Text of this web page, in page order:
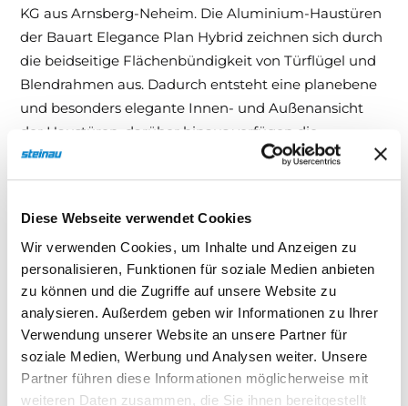
Diese Webseite verwendet Cookies
Wir verwenden Cookies, um Inhalte und Anzeigen zu
personalisieren, Funktionen für soziale Medien anbieten
zu können und die Zugriffe auf unsere Website zu
analysieren. Außerdem geben wir Informationen zu Ihrer
Verwendung unserer Website an unsere Partner für
soziale Medien, Werbung und Analysen weiter. Unsere
Partner führen diese Informationen möglicherweise mit
weiteren Daten zusammen, die Sie ihnen bereitgestellt
KG aus Arnsberg-Neheim. Die Aluminium-Haustüren
der Bauart Elegance Plan Hybrid zeichnen sich durch
die beidseitige Flächenbündigkeit von Türflügel und
Blendrahmen aus. Dadurch entsteht eine planebene
und besonders elegante Innen- und Außenansicht
der Haustüren. darüber hinaus verfügen die
Haustüren der Bauart Elegance Plan Hybrid über ein
pulverbeschichtetes Edelstahlblech auf der
hohe Formstabilität auch bei großen
Temperaturunterschieden zwischen der Außen- und
Innenseite sorgt. Serienmäßig mit
Sicherheitsausstattung RC3. Bautiefe Blendrahmen:
82 mm. Bautiefe Türflügel: 82 mm. Max. Höhe
Türen/Seitenteile: 2500 mm als Rahmenaußenmaß.
Blendrahmen und Türflügel: Außen und innen
flächenbündig. Türflügel: Außen und innen